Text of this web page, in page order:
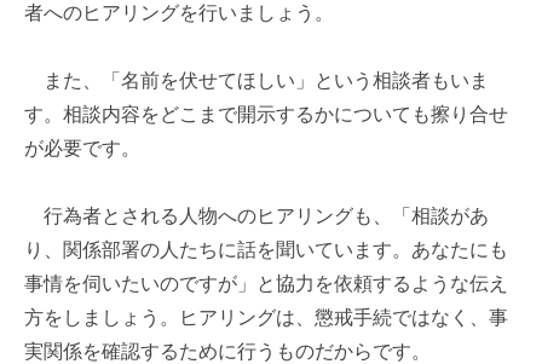
者へのヒアリングを行いましょう。
また、「名前を伏せてほしい」という相談者もいま
す。相談内容をどこまで開示するかについても擦り合せ
が必要です。
行為者とされる人物へのヒアリングも、「相談があ
り、関係部署の人たちに話を聞いています。あなたにも
事情を伺いたいのですが」と協力を依頼するような伝え
方をしましょう。ヒアリングは、懲戒手続ではなく、事
実関係を確認するために行うものだからです。